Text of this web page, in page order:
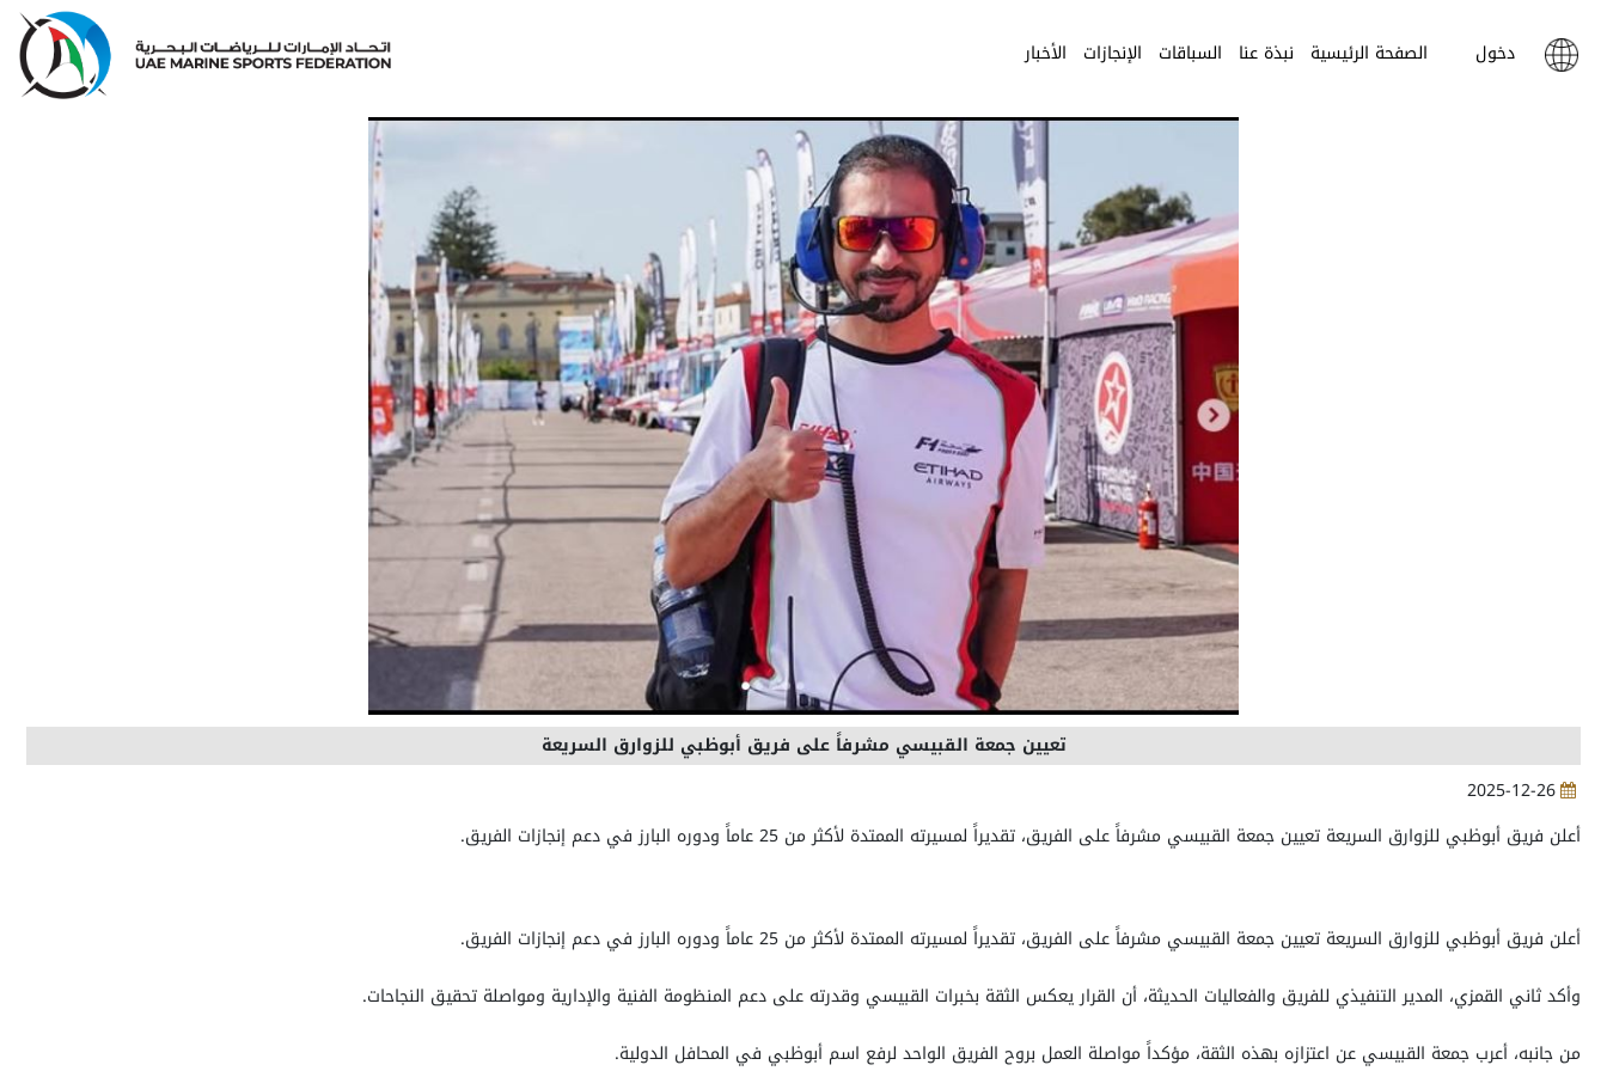
دخول الصفحة الرئيسية نبذة عنا السباقات الإنجازات الأخبار
تعيين جمعة القبيسي مشرفاً على فريق أبوظبي للزوارق السريعة
2025-12-26
أعلن فريق أبوظبي للزوارق السريعة تعيين جمعة القبيسي مشرفاً على الفريق، تقديراً لمسيرته الممتدة لأكثر من 25 عاماً ودوره البارز في دعم إنجازات الفريق.
أعلن فريق أبوظبي للزوارق السريعة تعيين جمعة القبيسي مشرفاً على الفريق، تقديراً لمسيرته الممتدة لأكثر من 25 عاماً ودوره البارز في دعم إنجازات الفريق.
وأكد ثاني القمزي، المدير التنفيذي للفريق والفعاليات الحديثة، أن القرار يعكس الثقة بخبرات القبيسي وقدرته على دعم المنظومة الفنية والإدارية ومواصلة تحقيق النجاحات.
من جانبه، أعرب جمعة القبيسي عن اعتزازه بهذه الثقة، مؤكداً مواصلة العمل بروح الفريق الواحد لرفع اسم أبوظبي في المحافل الدولية.